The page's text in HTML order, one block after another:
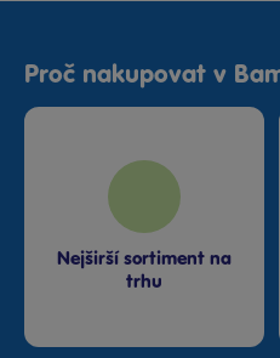
Proč nakupovat v
Nejširší sortiment na
trhu